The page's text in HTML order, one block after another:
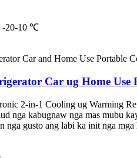
-20-10 ℃
Car ug Home
2-in-1 Cooling ug Warming
nga kabugnaw nga mas mubu
nga gusto ang labi ka init nga